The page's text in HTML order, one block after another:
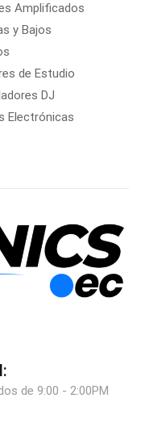
Amplificados
y Bajos
de Estudio
DJ
Electrónicas
de 9:00 - 2:00PM